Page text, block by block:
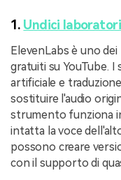
1. Undici laboratori
ElevenLabs è uno
gratuiti su YouTube.
artificiale e
sostituire l'audio
strumento funziona
intatta la voce
possono creare
con il supporto di